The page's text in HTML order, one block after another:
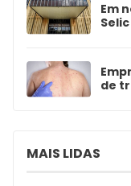
Em
de
MAIS LIDAS